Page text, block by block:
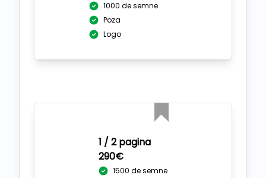
1000 de semne
Poza
Logo
1 / 2 pagina
290€
1500 de semne